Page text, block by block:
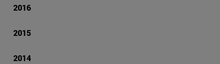
2016
2015
2014